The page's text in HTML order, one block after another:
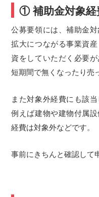
① 補助金対象経
公募要領には、補助金
拡大につながる事業資
資をしていただく必要
短期間で無くなったり売
また対象外経費にも該
例えば建物や建物付属
経費は対象外などです。
事前にきちんと確認して